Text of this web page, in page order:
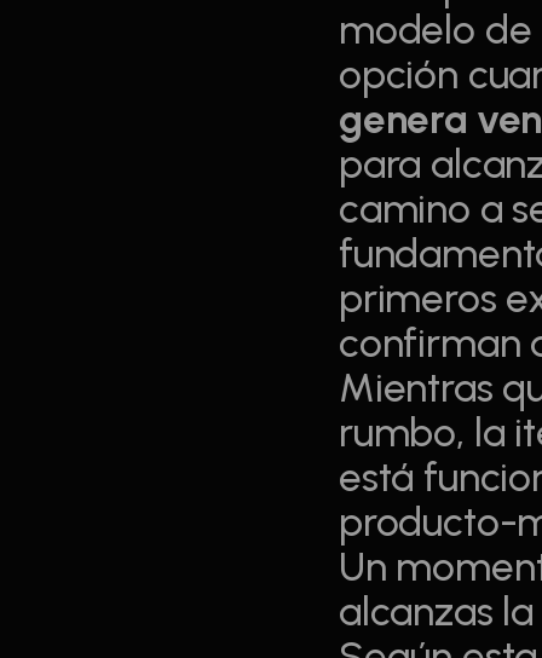
modelo de
opción
genera
para
camino a
primeros
confirman
Mientras
rumbo, la
está
producto-
Un
alcanzas la